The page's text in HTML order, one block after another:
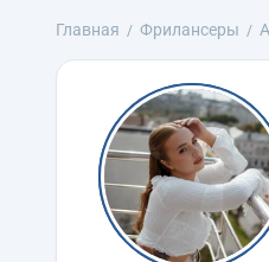
Главная Фрилансеры